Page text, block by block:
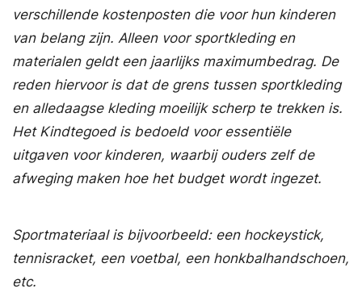
verschillende kostenposten die voor hun kinderen
van belang zijn. Alleen voor sportkleding en
materialen geldt een jaarlijks maximumbedrag. De
reden hiervoor is dat de grens tussen sportkleding
en alledaagse kleding moeilijk scherp te trekken is.
Het Kindtegoed is bedoeld voor essentiële
uitgaven voor kinderen, waarbij ouders zelf de
afweging maken hoe het budget wordt ingezet.
Sportmateriaal is bijvoorbeeld: een hockeystick,
tennisracket, een voetbal, een honkbalhandschoen,
etc.